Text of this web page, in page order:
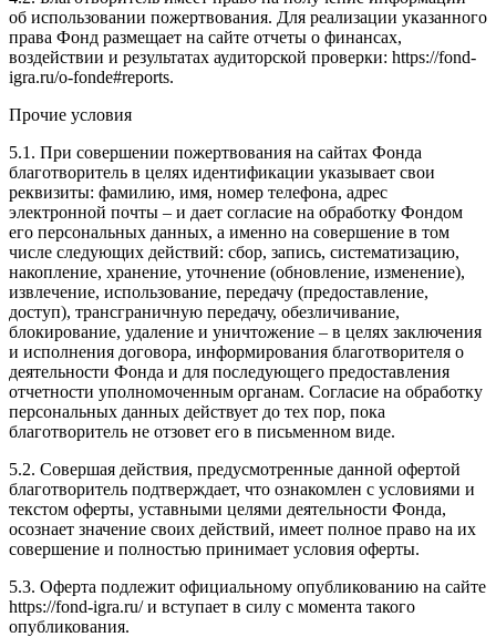
об использовании пожертвования. Для реализации указанного
права Фонд размещает на сайте отчеты о финансах,
воздействии и результатах аудиторской проверки: https://fond-
igra.ru/o-fonde#reports.
Прочие условия
5.1. При совершении пожертвования на сайтах Фонда
благотворитель в целях идентификации указывает свои
реквизиты: фамилию, имя, номер телефона, адрес
электронной почты – и дает согласие на обработку Фондом
его персональных данных, а именно на совершение в том
числе следующих действий: сбор, запись, систематизацию,
накопление, хранение, уточнение (обновление, изменение),
извлечение, использование, передачу (предоставление,
доступ), трансграничную передачу, обезличивание,
блокирование, удаление и уничтожение – в целях заключения
и исполнения договора, информирования благотворителя о
деятельности Фонда и для последующего предоставления
отчетности уполномоченным органам. Согласие на обработку
персональных данных действует до тех пор, пока
благотворитель не отзовет его в письменном виде.
5.2. Совершая действия, предусмотренные данной офертой
благотворитель подтверждает, что ознакомлен с условиями и
текстом оферты, уставными целями деятельности Фонда,
осознает значение своих действий, имеет полное право на их
совершение и полностью принимает условия оферты.
5.3. Оферта подлежит официальному опубликованию на сайте
https://fond-igra.ru/ и вступает в силу с момента такого
опубликования.